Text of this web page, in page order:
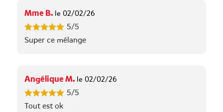
Mme B. le 02/02/26
5/5
Super ce mélange
Angélique M. le 02/02/26
5/5
Tout est ok